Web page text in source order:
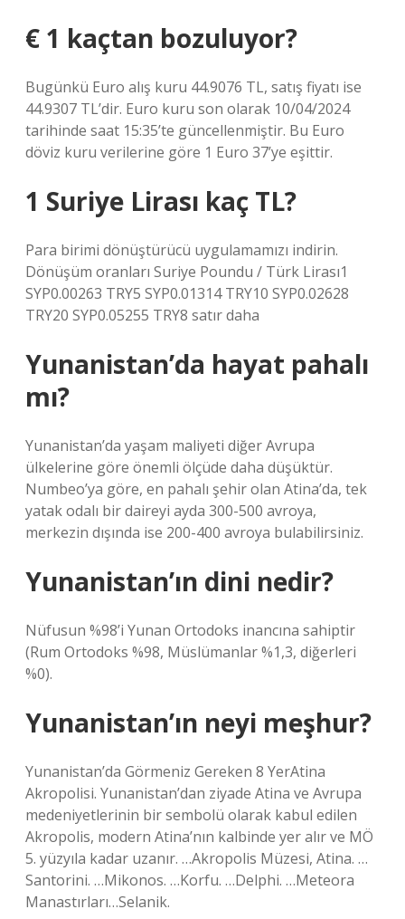
€ 1 kaçtan bozuluyor?
Bugünkü Euro alış kuru 44.9076 TL, satış fiyatı ise
44.9307 TL’dir. Euro kuru son olarak 10/04/2024
tarihinde saat 15:35’te güncellenmiştir. Bu Euro
döviz kuru verilerine göre 1 Euro 37’ye eşittir.
1 Suriye Lirası kaç TL?
Para birimi dönüştürücü uygulamamızı indirin.
Dönüşüm oranları Suriye Poundu / Türk Lirası1
SYP0.00263 TRY5 SYP0.01314 TRY10 SYP0.02628
TRY20 SYP0.05255 TRY8 satır daha
Yunanistan’da hayat pahalı
mı?
Yunanistan’da yaşam maliyeti diğer Avrupa
ülkelerine göre önemli ölçüde daha düşüktür.
Numbeo’ya göre, en pahalı şehir olan Atina’da, tek
yatak odalı bir daireyi ayda 300-500 avroya,
merkezin dışında ise 200-400 avroya bulabilirsiniz.
Yunanistan’ın dini nedir?
Nüfusun %98’i Yunan Ortodoks inancına sahiptir
(Rum Ortodoks %98, Müslümanlar %1,3, diğerleri
%0).
Yunanistan’ın neyi meşhur?
Yunanistan’da Görmeniz Gereken 8 YerAtina
Akropolisi. Yunanistan’dan ziyade Atina ve Avrupa
medeniyetlerinin bir sembolü olarak kabul edilen
Akropolis, modern Atina’nın kalbinde yer alır ve MÖ
5. yüzyıla kadar uzanır. …Akropolis Müzesi, Atina. …
Santorini. …Mikonos. …Korfu. …Delphi. …Meteora
Manastırları…Selanik.